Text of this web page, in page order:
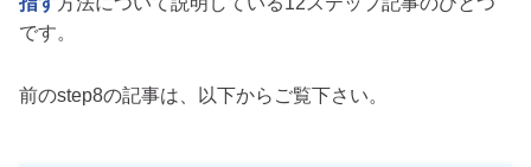
です。
前のstep8の記事は、以下からご覧下さい。